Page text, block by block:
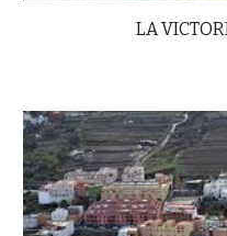
LA